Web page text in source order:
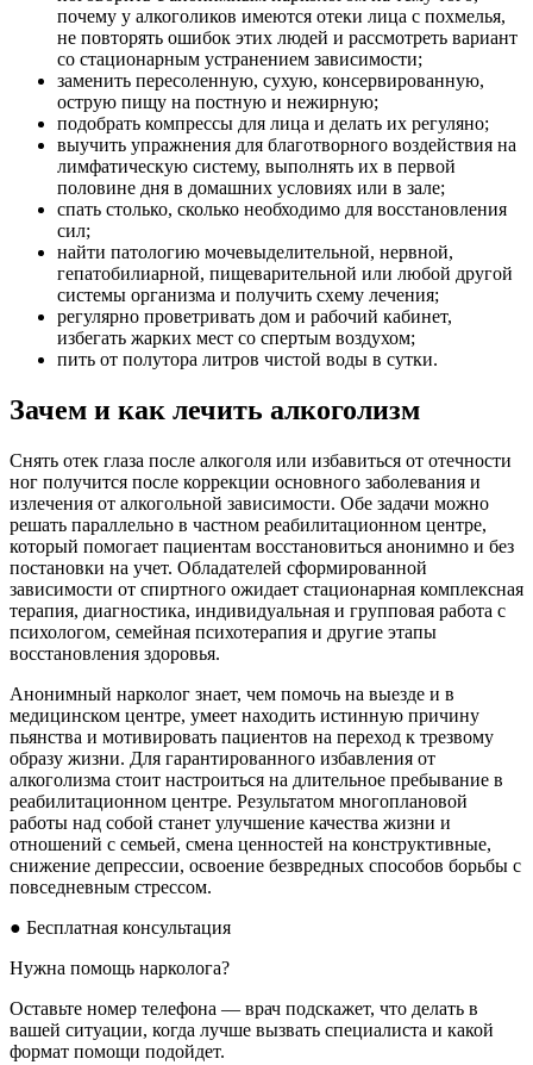
почему у алкоголиков имеются отеки лица с похмелья,
не повторять ошибок этих людей и рассмотреть вариант
со стационарным устранением зависимости;
заменить пересоленную, сухую, консервированную,
острую пищу на постную и нежирную;
подобрать компрессы для лица и делать их регуляно;
выучить упражнения для благотворного воздействия на
лимфатическую систему, выполнять их в первой
половине дня в домашних условиях или в зале;
спать столько, сколько необходимо для восстановления
сил;
найти патологию мочевыделительной, нервной,
гепатобилиарной, пищеварительной или любой другой
системы организма и получить схему лечения;
регулярно проветривать дом и рабочий кабинет,
избегать жарких мест со спертым воздухом;
пить от полутора литров чистой воды в сутки.
Зачем и как лечить алкоголизм
Снять отек глаза после алкоголя или избавиться от отечности
ног получится после коррекции основного заболевания и
излечения от алкогольной зависимости. Обе задачи можно
решать параллельно в частном реабилитационном центре,
который помогает пациентам восстановиться анонимно и без
постановки на учет. Обладателей сформированной
зависимости от спиртного ожидает стационарная комплексная
терапия, диагностика, индивидуальная и групповая работа с
психологом, семейная психотерапия и другие этапы
восстановления здоровья.
Анонимный нарколог знает, чем помочь на выезде и в
медицинском центре, умеет находить истинную причину
пьянства и мотивировать пациентов на переход к трезвому
образу жизни. Для гарантированного избавления от
алкоголизма стоит настроиться на длительное пребывание в
реабилитационном центре. Результатом многоплановой
работы над собой станет улучшение качества жизни и
отношений с семьей, смена ценностей на конструктивные,
снижение депрессии, освоение безвредных способов борьбы с
повседневным стрессом.
● Бесплатная консультация
Нужна помощь нарколога?
Оставьте номер телефона — врач подскажет, что делать в
вашей ситуации, когда лучше вызвать специалиста и какой
формат помощи подойдет.